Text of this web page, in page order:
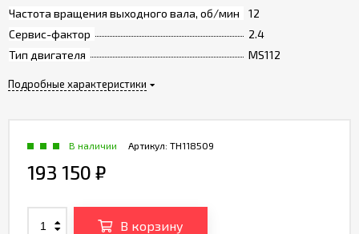
Частота вращения выходного вала, об/мин
12
Сервис-фактор
2.4
Тип двигателя
MS112
Подробные характеристики
Артикул: TH118509
В наличии
193 150 ₽
В корзину